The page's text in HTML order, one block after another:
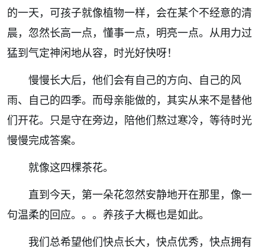
的一天，可孩子就像植物一样，会在某个不经意的清
晨，忽然长高一点，懂事一点，明亮一点。从用力过
猛到气定神闲地从容，时光好快呀！
慢慢长大后，他们会有自己的方向、自己的风
雨、自己的四季。而母亲能做的，其实从来不是替他
们开花。只是守在旁边，陪他们熬过寒冷，等待时光
慢慢完成答案。
就像这四棵茶花。
直到今天，第一朵花忽然安静地开在那里，像一
句温柔的回应。。。养孩子大概也是如此。
我们总希望他们快点长大，快点优秀，快点拥有